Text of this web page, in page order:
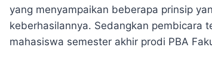
yang menyampaikan beberapa prinsip
keberhasilannya. Sedangkan pembicara
mahasiswa semester akhir prodi PBA